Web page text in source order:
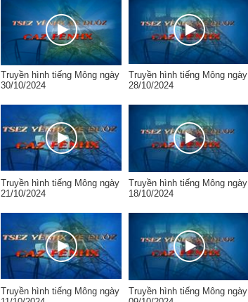
Truyền hình tiếng Mông ngày
30/10/2024
Truyền hình tiếng Mông ngày
28/10/2024
Truyền hình tiếng Mông ngày
21/10/2024
Truyền hình tiếng Mông ngày
18/10/2024
Truyền hình tiếng Mông ngày
Truyền hình tiếng Mông ngày